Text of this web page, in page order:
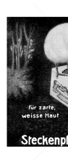
Feinseifen-